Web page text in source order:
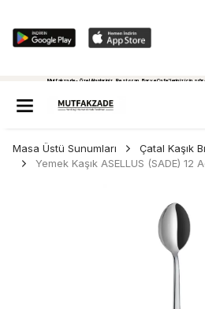
Mutfakzade - Özel Alanlariniz, Restoran, Bar ve Cafe'leriniz için
Masa Üstü Sunumları
Çatal Kaşık
Yemek Kaşık ASELLUS (SADE) 12